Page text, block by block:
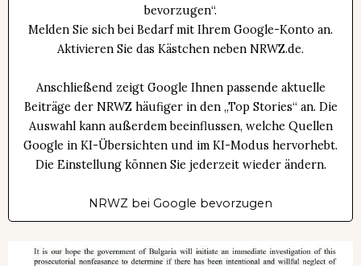
bevorzugen“.
Melden Sie sich bei Bedarf mit Ihrem Google-Konto an.
Aktivieren Sie das Kästchen neben NRWZ.de.
Anschließend zeigt Google Ihnen passende aktuelle
Beiträge der NRWZ häufiger in den „Top Stories“ an. Die
Auswahl kann außerdem beeinflussen, welche Quellen
Google in KI-Übersichten und im KI-Modus hervorhebt.
Die Einstellung können Sie jederzeit wieder ändern.
NRWZ bei Google bevorzugen